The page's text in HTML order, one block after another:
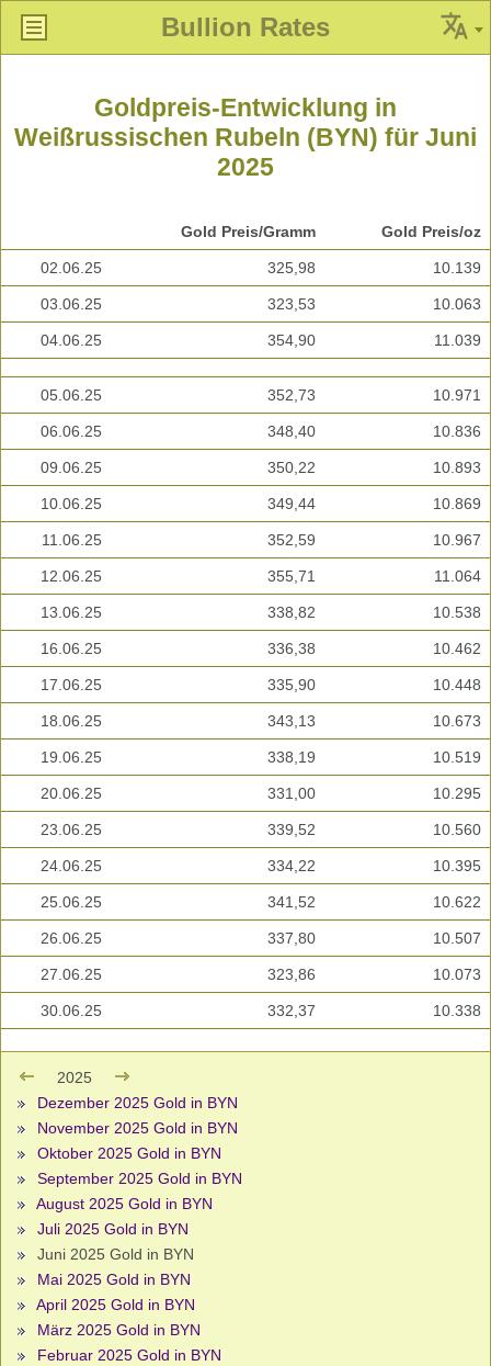
Bullion Rates
Goldpreis-Entwicklung in
Weißrussischen Rubeln (BYN) für Juni
2025
Gold Preis/Gramm Gold Preis/oz
02.06.25 325,98 10.139
03.06.25 323,53 10.063
04.06.25 354,90 11.039
05.06.25 352,73 10.971
06.06.25 348,40 10.836
09.06.25 350,22 10.893
10.06.25 349,44 10.869
11.06.25 352,59 10.967
12.06.25 355,71 11.064
13.06.25 338,82 10.538
16.06.25 336,38 10.462
17.06.25 335,90 10.448
18.06.25 343,13 10.673
19.06.25 338,19 10.519
20.06.25 331,00 10.295
23.06.25 339,52 10.560
24.06.25 334,22 10.395
25.06.25 341,52 10.622
26.06.25 337,80 10.507
27.06.25 323,86 10.073
30.06.25 332,37 10.338
2025
Dezember 2025 Gold in BYN
November 2025 Gold in BYN
Oktober 2025 Gold in BYN
September 2025 Gold in BYN
August 2025 Gold in BYN
Juli 2025 Gold in BYN
Juni 2025 Gold in BYN
Mai 2025 Gold in BYN
April 2025 Gold in BYN
März 2025 Gold in BYN
Februar 2025 Gold in BYN